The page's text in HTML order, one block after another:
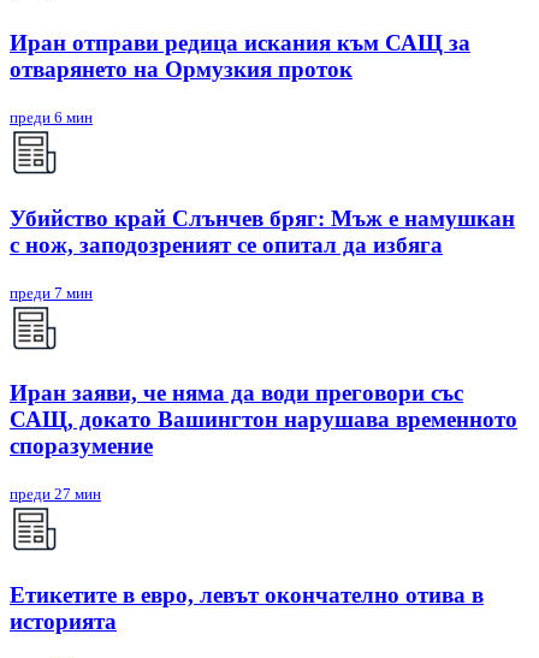
Иран отправи редица искания към САЩ за
отварянето на Ормузкия проток
преди 6 мин
Убийство край Слънчев бряг: Мъж е намушкан
с нож, заподозреният се опитал да избяга
преди 7 мин
Иран заяви, че няма да води преговори със
САЩ, докато Вашингтон нарушава временното
споразумение
преди 27 мин
Етикетите в евро, левът окончателно отива в
историята